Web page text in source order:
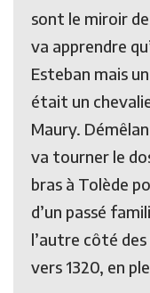
sont le miroir
va apprendre
Esteban mais
était un
Maury.
va tourner le
bras à Tolède
d’un passé
l’autre côté
vers 1320, en